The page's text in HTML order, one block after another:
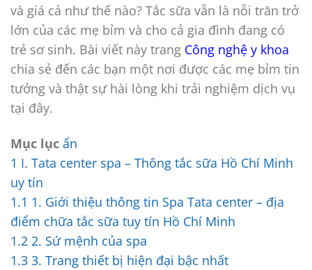
và giá cả như thế nào? Tắc sữa vẫn là nỗi trăn trở
lớn của các mẹ bỉm và cho cả gia đình đang có
trẻ sơ sinh. Bài viết này trang Công nghệ y khoa
chia sẻ đến các bạn một nơi được các mẹ bỉm tin
tưởng và thật sự hài lòng khi trải nghiệm dịch vụ
tại đây.
Mục lục ẩn
1 I. Tata center spa – Thông tắc sữa Hồ Chí Minh
uy tín
1.1 1. Giới thiệu thông tin Spa Tata center – địa
điểm chữa tắc sữa tuy tín Hồ Chí Minh
1.2 2. Sứ mệnh của spa
1.3 3. Trang thiết bị hiện đại bậc nhất